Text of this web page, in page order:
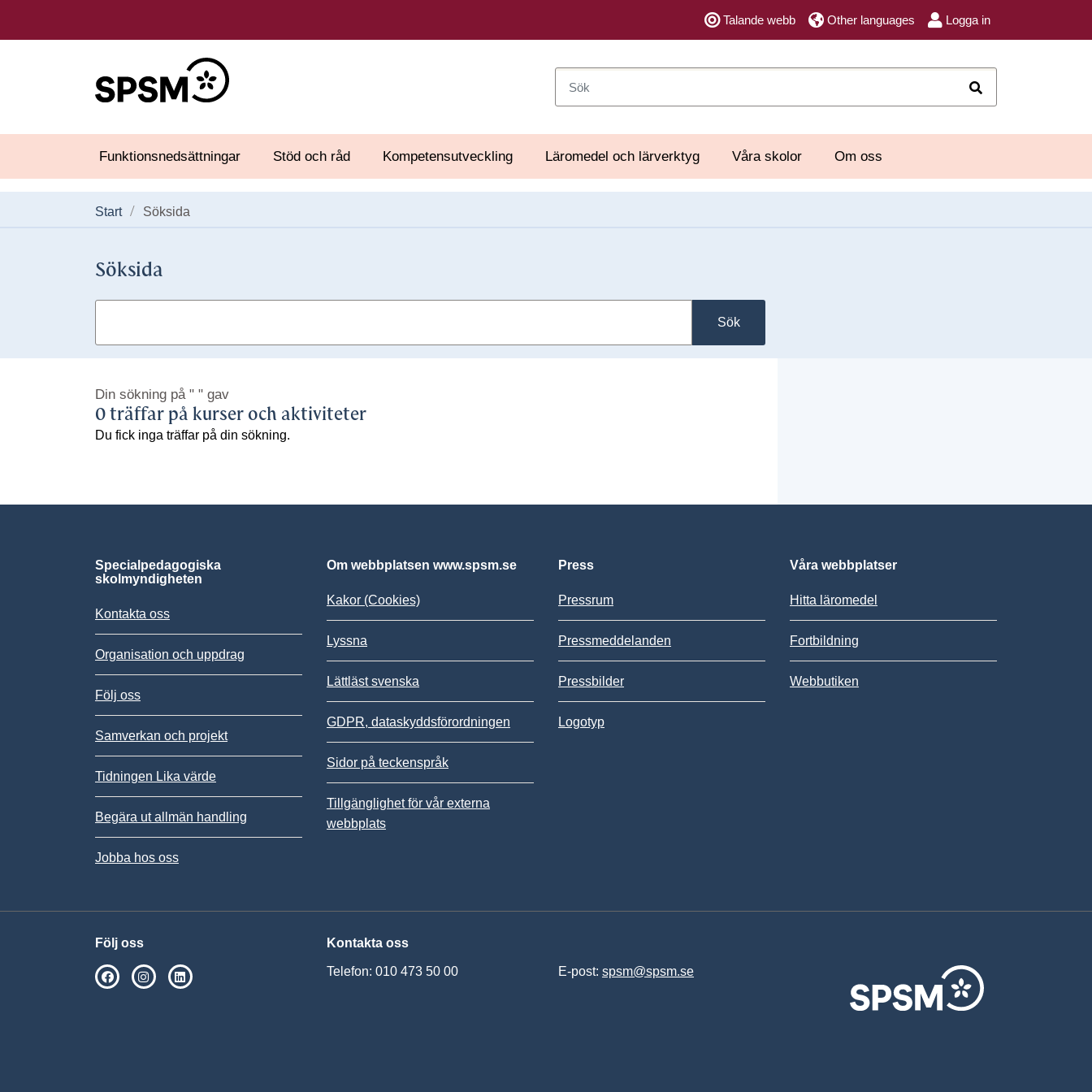
Talande webb Other languages Logga in
Funktionsnedsättningar Stöd och råd Kompetensutveckling Läromedel och lärverktyg Våra skolor Om oss
Start Söksida
Söksida
Sök
Din sökning på " " gav
0 träffar på kurser och aktiviteter
Du fick inga träffar på din sökning.
Specialpedagogiska
skolmyndigheten
Kontakta oss
Organisation och uppdrag
Följ oss
Samverkan och projekt
Tidningen Lika värde
Begära ut allmän handling
Jobba hos oss
Om webbplatsen www.spsm.se
Kakor (Cookies)
Lyssna
Lättläst svenska
GDPR, dataskyddsförordningen
Sidor på teckenspråk
Tillgänglighet för vår externa
webbplats
Press
Pressrum
Pressmeddelanden
Pressbilder
Logotyp
Våra webbplatser
Hitta läromedel
Fortbildning
Webbutiken
Följ oss
SPSM på Facebook
SPSM på Instagram
Kontakta oss
Telefon: 010 473 50 00 E-post: spsm@spsm.se